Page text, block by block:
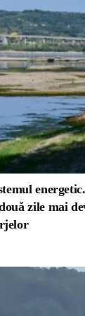
zile mai